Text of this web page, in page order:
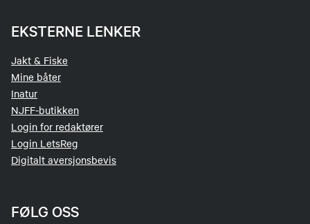
EKSTERNE LENKER
Jakt & Fiske
Mine båter
Inatur
NJFF-butikken
Login for redaktører
Login LetsReg
Digitalt aversjonsbevis
FØLG OSS